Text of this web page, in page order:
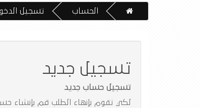
الحساب تسجيل
تسجيل جديد
تسجيل حساب جديد
لكي تقوم بإنهاء الطلب قم بإنشاء